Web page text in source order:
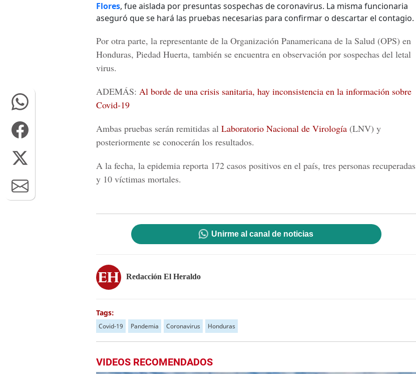
Flores, fue aislada por presuntas sospechas de coronavirus. La misma funcionaria
aseguró que se hará las pruebas necesarias para confirmar o descartar el contagio.
Por otra parte, la representante de la Organización Panamericana de la Salud (OPS) en
Honduras, Piedad Huerta, también se encuentra en observación por sospechas del letal
virus.
ADEMÁS: Al borde de una crisis sanitaria, hay inconsistencia en la información sobre
Covid-19
Ambas pruebas serán remitidas al Laboratorio Nacional de Virología (LNV) y
posteriormente se conocerán los resultados.
A la fecha, la epidemia reporta 172 casos positivos en el país, tres personas recuperadas
y 10 víctimas mortales.
Unirme al canal de noticias
Redacción El Heraldo
Tags:
Covid-19 Pandemia Coronavirus Honduras
VIDEOS RECOMENDADOS